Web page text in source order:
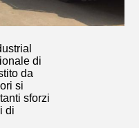
di
da
si
sforzi
di